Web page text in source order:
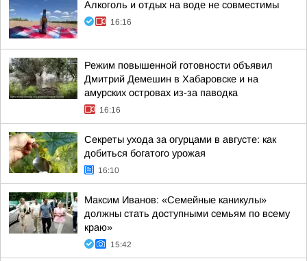
Алкоголь и отдых на воде не совместимы
16:16
Режим повышенной готовности объявил
Дмитрий Демешин в Хабаровске и на
амурских островах из-за паводка
16:16
Секреты ухода за огурцами в августе: как
добиться богатого урожая
16:10
Максим Иванов: «Семейные каникулы»
должны стать доступными семьям по всему
краю»
15:42